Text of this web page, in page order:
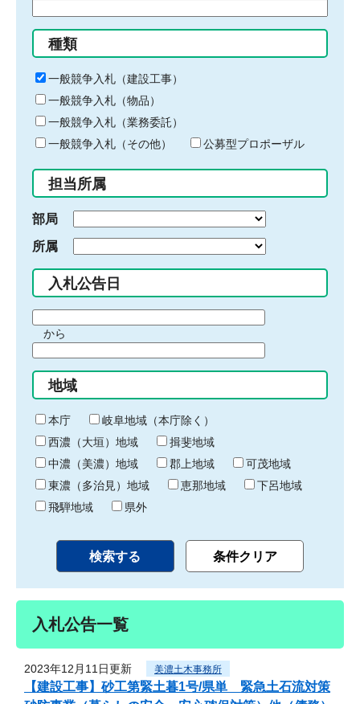
る
キ
ー
ワ
ー
ド
入
力
種類
一般競争入札（建設工事）
一般競争入札（物品）
一般競争入札（業務委託）
一般競争入札（その他）
公募型プロポーザル
担当所属
部局
所属
入札公告日
間
始
り
から
間
終
わ
り
地域
本庁
岐阜地域（本庁除く）
西濃（大垣）地域
揖斐地域
中濃（美濃）地域
郡上地域
可茂地域
東濃（多治見）地域
恵那地域
下呂地域
飛騨地域
県外
入札公告一覧
2023年12月11日更新 美濃土木事務所
【建設工事】砂工第緊土暮1号/県単 緊急土石流対策